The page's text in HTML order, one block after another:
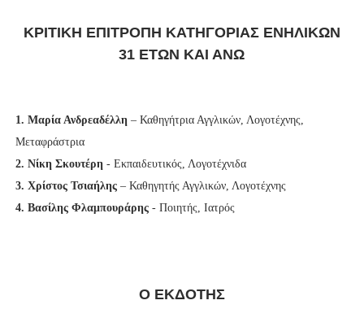
ΚΡΙΤΙΚΗ ΕΠΙΤΡΟΠΗ ΚΑΤΗΓΟΡΙΑΣ ΕΝΗΛΙΚΩΝ
31 ΕΤΩΝ ΚΑΙ ΑΝΩ
1. Μαρία Ανδρεαδέλλη– Καθηγήτρια Αγγλικών, Λογοτέχνης,
Μεταφράστρια
2. Νίκη Σκουτέρη- Εκπαιδευτικός, Λογοτέχνιδα
3. Χρίστος Τσιαήλης– Καθηγητής Αγγλικών, Λογοτέχνης
4. Βασίλης Φλαμπουράρης- Ποιητής, Ιατρός
Ο ΕΚΔΟΤΗΣ